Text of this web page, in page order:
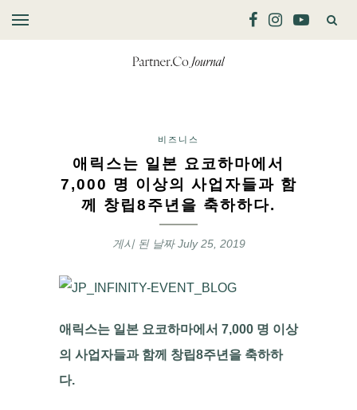
비즈니스
애릭스는 일본 요코하마에서
7,000 명 이상의 사업자들과 함
께 창립8주년을 축하하다.
게시 된 날짜July 25, 2019
애릭스는 일본 요코하마에서 7,000 명 이상
의 사업자들과 함께 창립8주년을 축하하
다.